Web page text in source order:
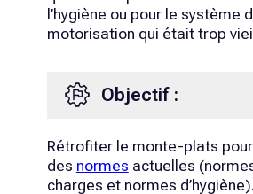
l’hygiène ou pour le système
motorisation qui était trop
Objectif :
Rétrofiter le monte-plats pour
des normes actuelles
charges et normes d’hygiène).